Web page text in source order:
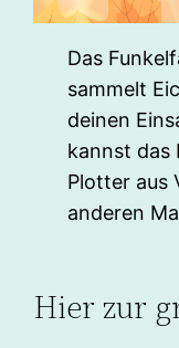
Das
sammelt
deinen
kannst das
Plotter aus
anderen
Hier zur